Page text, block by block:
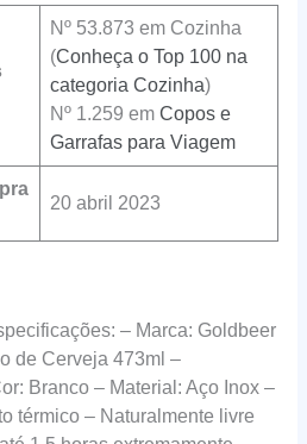
Nº 53.873 em Cozinha
(Conheça o Top 100 na
categoria Cozinha)
Nº 1.259 em Copos e
Garrafas para Viagem
20 abril 2023
– Marca: Goldbeer
de Cerveja 473ml –
Branco – Material: Aço Inox –
térmico – Naturalmente livre